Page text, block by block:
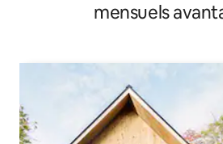
mensuels